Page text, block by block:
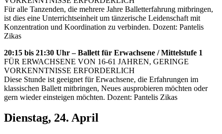
Für alle Tanzenden, die mehrere Jahre Balletterfahrung mitbringen,
ist dies eine Unterrichtseinheit um tänzerische Leidenschaft mit
Konzentration und Koordination zu verbinden. Dozent: Pantelis
Zikas
20:15 bis 21:30 Uhr – Ballett für Erwachsene / Mittelstufe 1
FÜR ERWACHSENE VON 16-61 JAHREN, GERINGE
VORKENNTNISSE ERFORDERLICH
Diese Stunde ist geeignet für Erwachsene, die Erfahrungen im
klassischen Ballett mitbringen, Neues ausprobieren möchten oder
gern wieder einsteigen möchten. Dozent: Pantelis Zikas
Dienstag, 24. April